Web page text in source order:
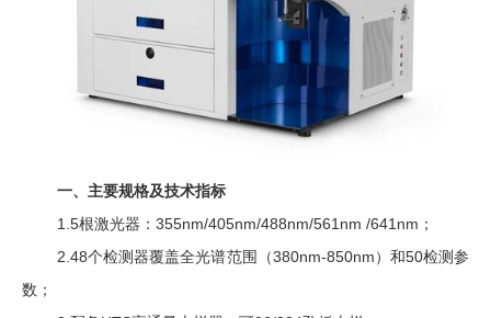
一、主要规格及技术指标
1.5根激光器： 355nm/405nm/488nm/561nm /641nm ；
2.48个检测器覆盖全光谱范围（380nm-850nm）和50检测参
数；